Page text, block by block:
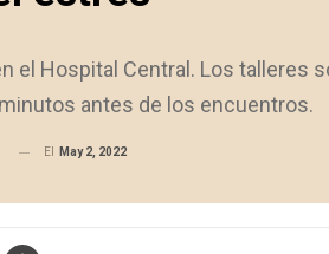
el Hospital Central. Los talleres
antes de los encuentros.
El May 2, 2022